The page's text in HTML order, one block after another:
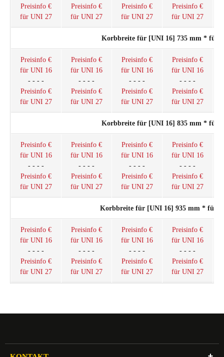
Preisinfo €
für UNI 27
Preisinfo €
für UNI 27
Preisinfo €
für UNI 27
Preisinfo €
für UNI 27
Korbbreite für [UNI 16] 735 mm * für
Preisinfo €
für UNI 16
- - - -
Preisinfo €
für UNI 27
Preisinfo €
für UNI 16
- - - -
Preisinfo €
für UNI 27
Preisinfo €
für UNI 16
- - - -
Preisinfo €
für UNI 27
Preisinfo €
für UNI 16
- - - -
Preisinfo €
für UNI 27
Korbbreite für [UNI 16] 835 mm * für
Preisinfo €
für UNI 16
- - - -
Preisinfo €
für UNI 27
Preisinfo €
für UNI 16
- - - -
Preisinfo €
für UNI 27
Preisinfo €
für UNI 16
- - - -
Preisinfo €
für UNI 27
Preisinfo €
für UNI 16
- - - -
Preisinfo €
für UNI 27
Korbbreite für [UNI 16] 935 mm * für
Preisinfo €
für UNI 16
- - - -
Preisinfo €
für UNI 27
Preisinfo €
für UNI 16
- - - -
Preisinfo €
für UNI 27
Preisinfo €
für UNI 16
- - - -
Preisinfo €
für UNI 27
Preisinfo €
für UNI 16
- - - -
Preisinfo €
für UNI 27